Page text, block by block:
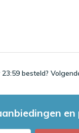
23:59 besteld?